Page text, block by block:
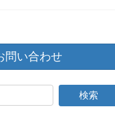
問い合わせ